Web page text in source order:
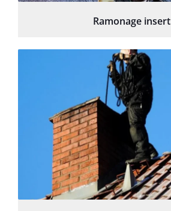
Ramonage insert